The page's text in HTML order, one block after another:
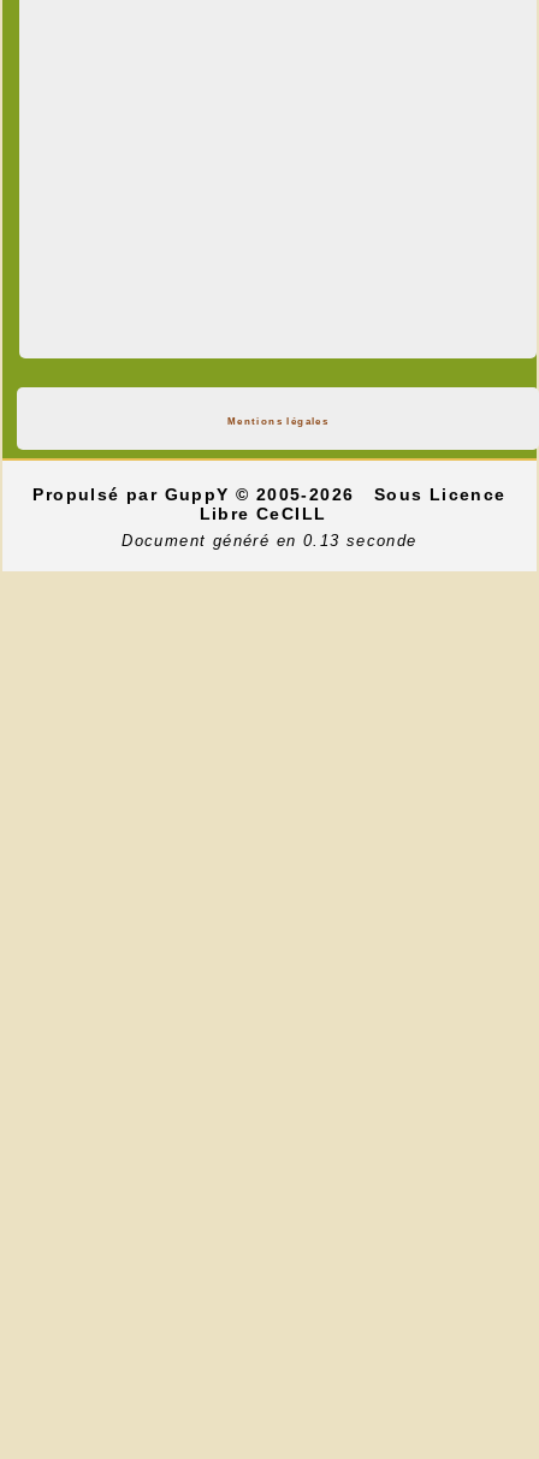
Mentions légales
Propulsé par GuppY© 2005-2026
Sous Licence
Libre CeCILL
Document généré en 0.13 seconde